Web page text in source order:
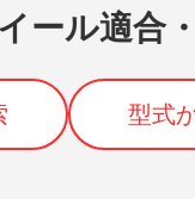
ール適合
型式